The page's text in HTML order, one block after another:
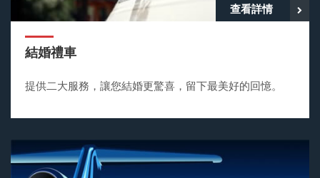
查看詳情
結婚禮車
提供二大服務，讓您結婚更驚喜，留下最美好的回憶。